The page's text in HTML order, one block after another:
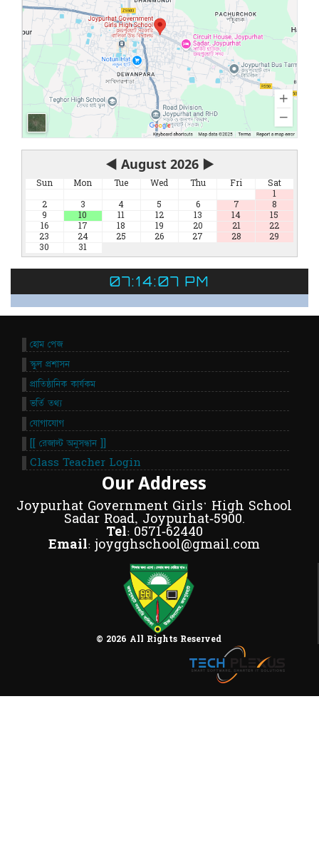
◀ August 2026 ▶
Sun Mon Tue Wed Thu Fri
Sat
1
2
3 4 5 6 7
8
9
10 11 12 13 14
15
16
17 18 19 20 21
22
23
24 25 26 27 28
29
30
31
07:14:07 PM
© 2026 All Rights Reserved
Our Address
Joypurhat Government Girls' High School
Sadar Road, Joypurhat-5900.
Tel: 0571-62440
Email: joygghschool@gmail.com
হোম পেজ
স্কুল প্রশাসন
প্রাতিষ্ঠানিক কার্যকম
ভর্তি তথ্য
যোগাযোগ
[[ রেজাল্ট অনুসন্ধান ]]
Class Teacher Login